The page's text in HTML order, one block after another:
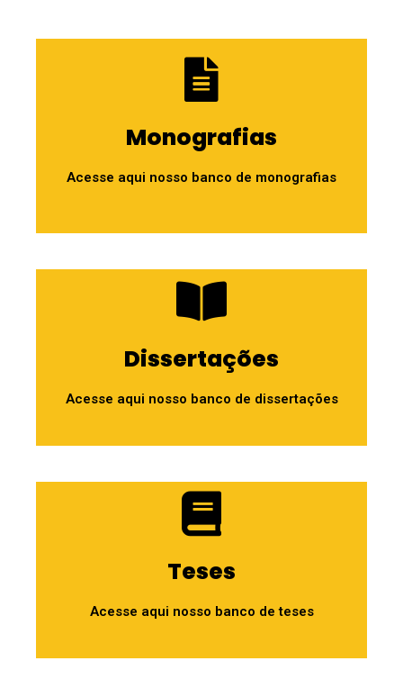
Monografias
Acesse aqui nosso banco de monografias
Dissertações
Acesse aqui nosso banco de dissertações
Teses
Acesse aqui nosso banco de teses